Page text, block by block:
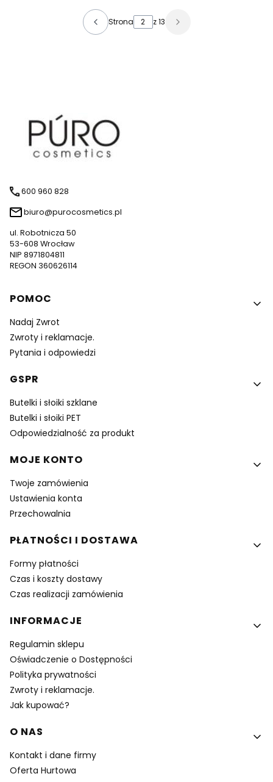
Strona z 13
600 960 828
biuro@purocosmetics.pl
ul. Robotnicza 50
53-608 Wrocław
NIP 8971804811
REGON 360626114
Linki w stopce
POMOC
Nadaj Zwrot
Zwroty i reklamacje.
Pytania i odpowiedzi
GSPR
Butelki i słoiki szklane
Butelki i słoiki PET
Odpowiedzialność za produkt
MOJE KONTO
Twoje zamówienia
Ustawienia konta
Przechowalnia
PŁATNOŚCI I DOSTAWA
Formy płatności
Czas i koszty dostawy
Czas realizacji zamówienia
INFORMACJE
Regulamin sklepu
Oświadczenie o Dostępności
Polityka prywatności
Zwroty i reklamacje.
Jak kupować?
O NAS
Kontakt i dane firmy
Oferta Hurtowa